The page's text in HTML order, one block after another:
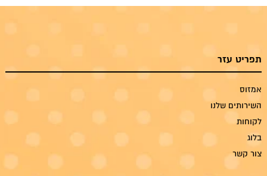
תפריט עזר
אמזוס
השירותים שלנו
לקוחות
בלוג
צור קשר